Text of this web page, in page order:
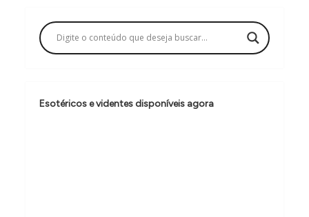
a
ç
o
d
Esotéricos e videntes disponíveis agora